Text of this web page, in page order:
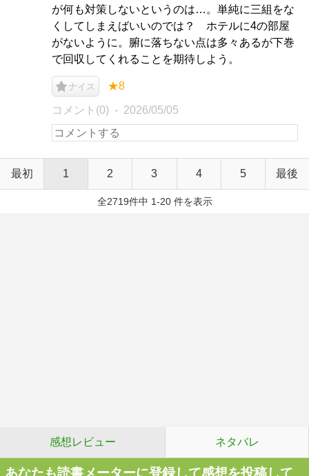
が何も対策しないというのは…。単純に三組をな
くしてしまえばいいのでは？ ホテルに4の部屋
がないように。腑に落ちない点は多々あるが下巻
で回収してくれることを期待しよう。
ナイス ★8
コメント(0) 2026/05/05
最初 1 2 3 4 5 最後
全2719件中 1-20 件を表示
感想レビュー ネタバレ
あなたも読書メーターに登録して感想を投稿して